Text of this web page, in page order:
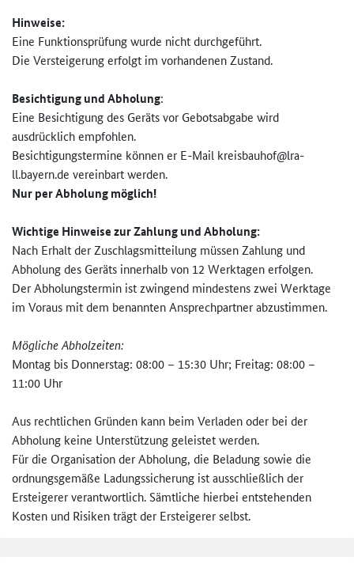
Hinweise:
Eine Funktionsprüfung wurde nicht durchgeführt.
Die Versteigerung erfolgt im vorhandenen Zustand.
Besichtigung und Abholung:
Eine Besichtigung des Geräts vor Gebotsabgabe wird
ausdrücklich empfohlen.
Besichtigungstermine können er E-Mail kreisbauhof@lra-
ll.bayern.de vereinbart werden.
Nur per Abholung möglich!
Wichtige Hinweise zur Zahlung und Abholung:
Nach Erhalt der Zuschlagsmitteilung müssen Zahlung und
Abholung des Geräts innerhalb von 12 Werktagen erfolgen.
Der Abholungstermin ist zwingend mindestens zwei Werktage
im Voraus mit dem benannten Ansprechpartner abzustimmen.
Mögliche Abholzeiten:
Montag bis Donnerstag: 08:00 – 15:30 Uhr; Freitag: 08:00 –
11:00 Uhr
Aus rechtlichen Gründen kann beim Verladen oder bei der
Abholung keine Unterstützung geleistet werden.
Für die Organisation der Abholung, die Beladung sowie die
ordnungsgemäße Ladungssicherung ist ausschließlich der
Ersteigerer verantwortlich. Sämtliche hierbei entstehenden
Kosten und Risiken trägt der Ersteigerer selbst.